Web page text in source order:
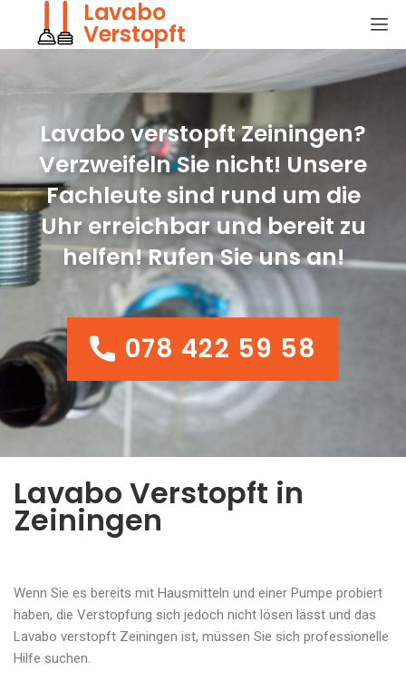
Lavabo
Verstopft
Lavabo verstopft Zeiningen?
Verzweifeln Sie nicht! Unsere
Fachleute sind rund um die
Uhr erreichbar und bereit zu
helfen! Rufen Sie uns an!
078 422 59 58
078 422 59 58
Lavabo Verstopft in
Zeiningen
Wenn Sie es bereits mit Hausmitteln und einer Pumpe probiert
haben, die Verstopfung sich jedoch nicht lösen lässt und das
Lavabo verstopft Zeiningen ist, müssen Sie sich professionelle
Hilfe suchen.